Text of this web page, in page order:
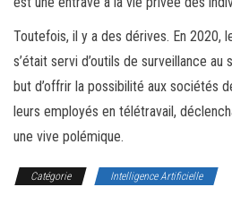
Toutefois, il y a des dérives. En 2020,
s’était servi d’outils de surveillance
but d’offrir la possibilité aux sociétés
leurs employés en télétravail,
une vive polémique.
Catégorie Intelligence Artificielle